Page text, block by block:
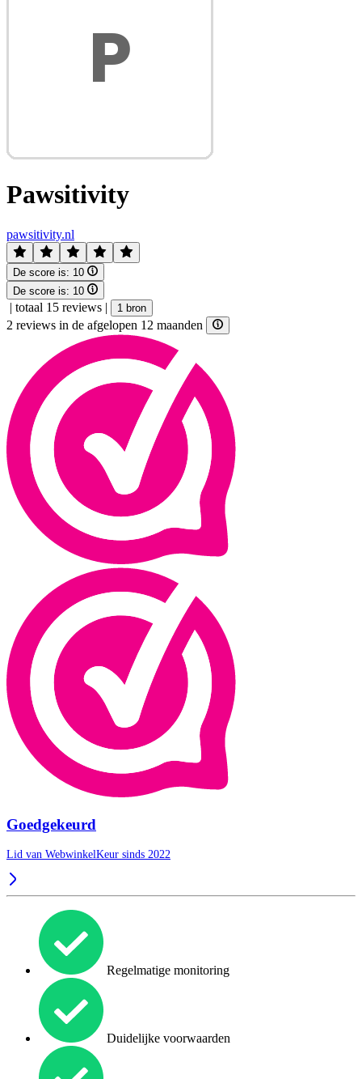
Pawsitivity
pawsitivity.nl
De score is: 10
De score is: 10
| totaal 15 reviews | 1 bron
2 reviews in de afgelopen 12 maanden
Goedgekeurd
Lid van WebwinkelKeur sinds 2022
Regelmatige monitoring
Duidelijke voorwaarden